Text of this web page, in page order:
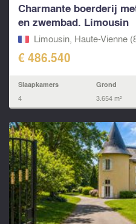
Charmante boerderij
en zwembad. Limousin
Limousin, Haute-Vienne
€ 486.540
Slaapkamers
4
Grond
3.654 m²